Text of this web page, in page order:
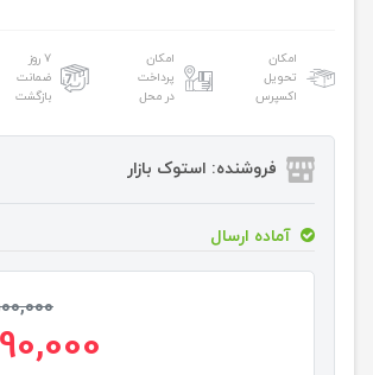
امکان
تحویل
اکسپرس
امکان
پرداخت
در محل
۷ روز
ضمانت
بازگشت
فروشنده: استوک بازار
آماده ارسال